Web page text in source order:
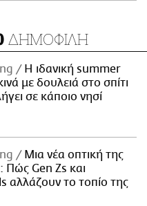
ΔΗΜΟΦΙΛΗ
Η ιδανική summer
με δουλειά στο σπίτι
σε κάποιο νησί
Μια νέα οπτική της
Πώς Gen Zs και
αλλάζουν το τοπίο της